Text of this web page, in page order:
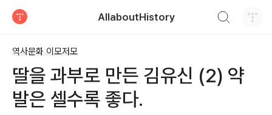
AllaboutHistory
역사문화 이모저모
딸을 과부로 만든 김유신 (2) 약
발은 셀수록 좋다.